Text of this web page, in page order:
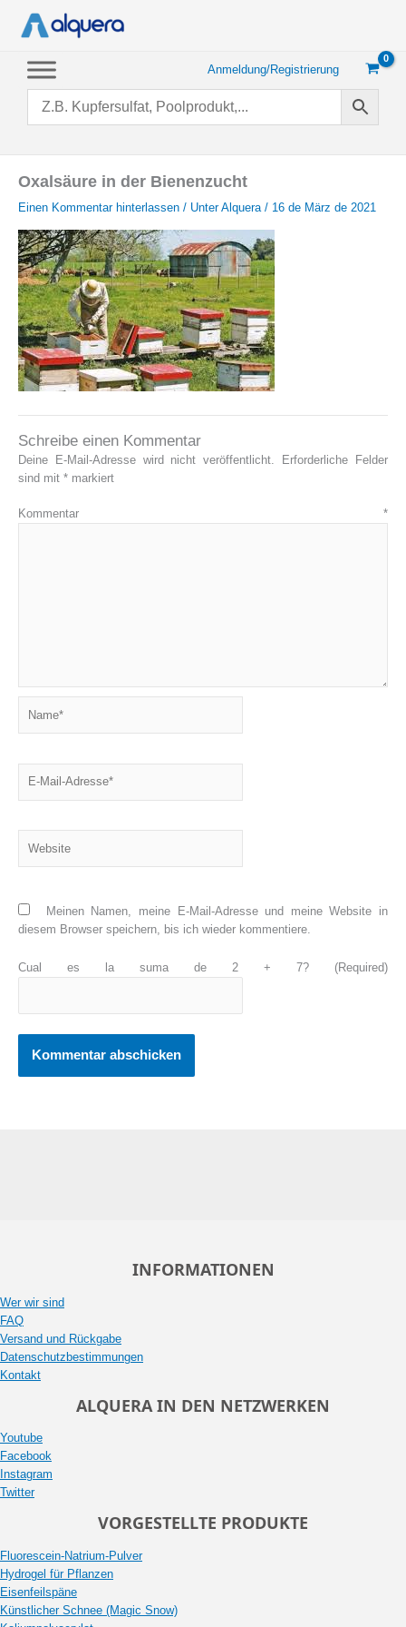
Inhalt
Anmeldung/Registrierung
Oxalsäure in der Bienenzucht
Einen Kommentar hinterlassen / UnterAlquera / 16 de März de 2021
Schreibe einen Kommentar
Deine E-Mail-Adresse wird nicht veröffentlicht.
Erforderliche Felder
sind mit * markiert
Kommentar *
Mail-
Meinen Namen, meine E-Mail-Adresse und meine Website in
diesem Browser speichern, bis ich wieder kommentiere.
Cual es la suma de 2 + 7? (Required)
INFORMATIONEN
Wer wir sind
FAQ
Versand und Rückgabe
Datenschutzbestimmungen
Kontakt
ALQUERA IN DEN NETZWERKEN
Youtube
Facebook
Instagram
Twitter
VORGESTELLTE PRODUKTE
Fluorescein-Natrium-Pulver
Hydrogel für Pflanzen
Eisenfeilspäne
Künstlicher Schnee (Magic Snow)